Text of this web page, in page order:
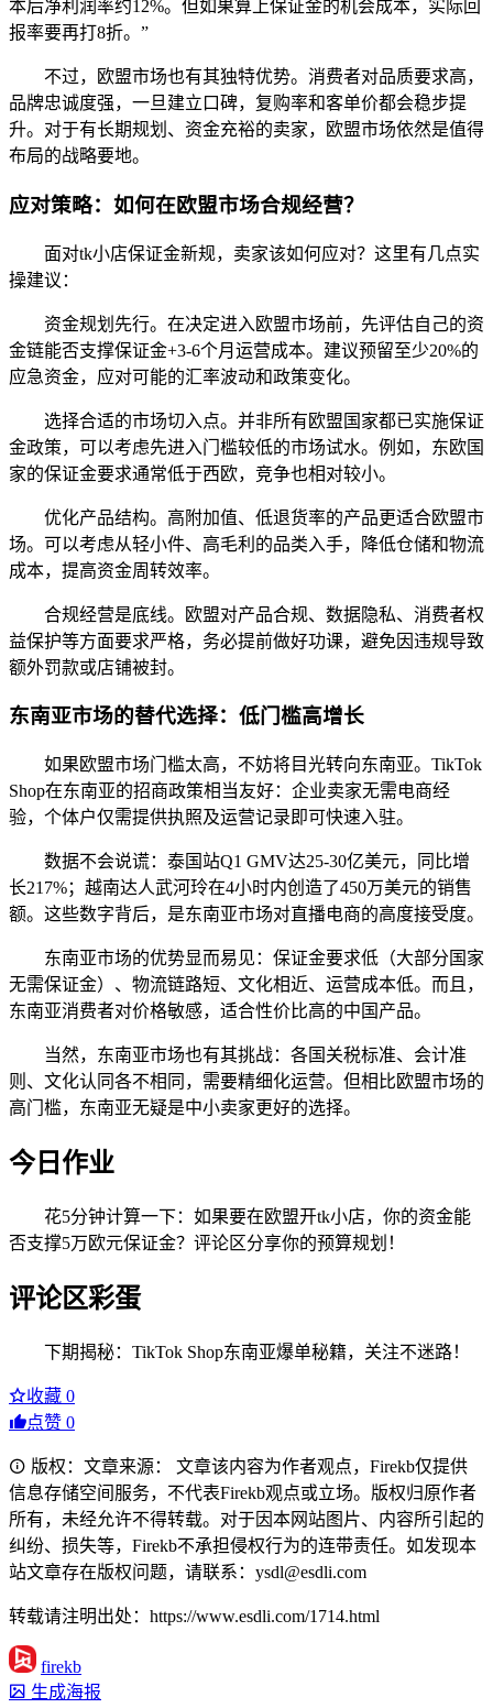
本后净利润率约12%。但如果算上保证金的机会成本，实际回
报率要再打8折。”
不过，欧盟市场也有其独特优势。消费者对品质要求高，
品牌忠诚度强，一旦建立口碑，复购率和客单价都会稳步提
升。对于有长期规划、资金充裕的卖家，欧盟市场依然是值得
布局的战略要地。
应对策略：如何在欧盟市场合规经营？
面对tk小店保证金新规，卖家该如何应对？这里有几点实
操建议：
资金规划先行。在决定进入欧盟市场前，先评估自己的资
金链能否支撑保证金+3-6个月运营成本。建议预留至少20%的
应急资金，应对可能的汇率波动和政策变化。
选择合适的市场切入点。并非所有欧盟国家都已实施保证
金政策，可以考虑先进入门槛较低的市场试水。例如，东欧国
家的保证金要求通常低于西欧，竞争也相对较小。
优化产品结构。高附加值、低退货率的产品更适合欧盟市
场。可以考虑从轻小件、高毛利的品类入手，降低仓储和物流
成本，提高资金周转效率。
合规经营是底线。欧盟对产品合规、数据隐私、消费者权
益保护等方面要求严格，务必提前做好功课，避免因违规导致
额外罚款或店铺被封。
东南亚市场的替代选择：低门槛高增长
如果欧盟市场门槛太高，不妨将目光转向东南亚。TikTok
Shop在东南亚的招商政策相当友好：企业卖家无需电商经
验，个体户仅需提供执照及运营记录即可快速入驻。
数据不会说谎：泰国站Q1 GMV达25-30亿美元，同比增
长217%；越南达人武河玲在4小时内创造了450万美元的销售
额。这些数字背后，是东南亚市场对直播电商的高度接受度。
东南亚市场的优势显而易见：保证金要求低（大部分国家
无需保证金）、物流链路短、文化相近、运营成本低。而且，
东南亚消费者对价格敏感，适合性价比高的中国产品。
当然，东南亚市场也有其挑战：各国关税标准、会计准
则、文化认同各不相同，需要精细化运营。但相比欧盟市场的
高门槛，东南亚无疑是中小卖家更好的选择。
今日作业
花5分钟计算一下：如果要在欧盟开tk小店，你的资金能
否支撑5万欧元保证金？评论区分享你的预算规划！
评论区彩蛋
下期揭秘：TikTok Shop东南亚爆单秘籍，关注不迷路！
收藏 0
点赞 0
版权：文章来源： 文章该内容为作者观点，Firekb仅提供
信息存储空间服务，不代表Firekb观点或立场。版权归原作者
所有，未经允许不得转载。对于因本网站图片、内容所引起的
纠纷、损失等，Firekb不承担侵权行为的连带责任。如发现本
站文章存在版权问题，请联系：ysdl@esdli.com
转载请注明出处：https://www.esdli.com/1714.html
firekb
生成海报